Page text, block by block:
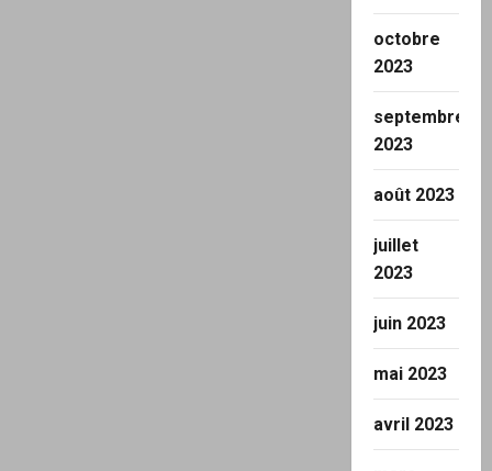
octobre
2023
septembre
2023
août 2023
juillet
2023
juin 2023
mai 2023
avril 2023